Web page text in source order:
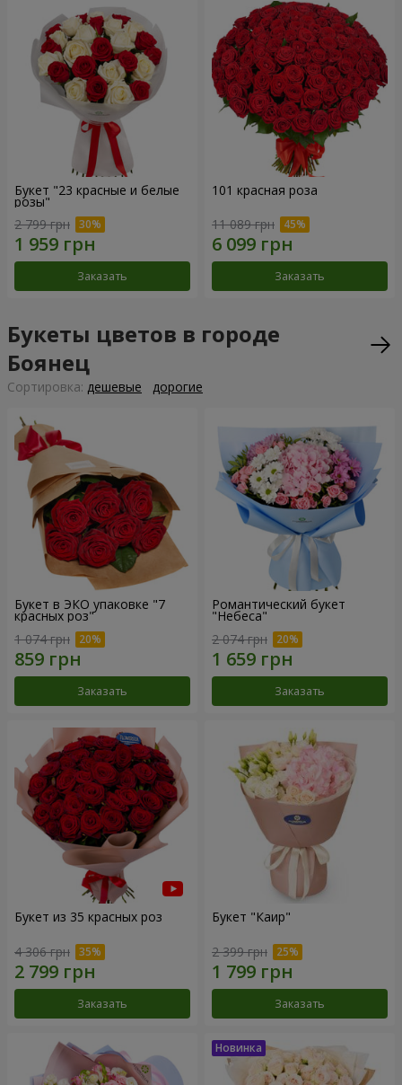
Букет "23 красные и белые
розы"
2 799 грн
Заказать
101 красная роза
11 089 грн
Заказать
Букеты цветов в городе
Боянец
Cортировка: дешевые дорогие
Букет в ЭКО упаковке "7
красных роз"
1 074 грн
Заказать
Романтический букет
"Небеса"
2 074 грн
Заказать
Букет из 35 красных роз
4 306 грн
Заказать
Букет "Каир"
2 399 грн
Заказать